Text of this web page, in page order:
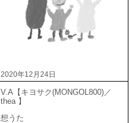
2020年12月24日
V.A【キヨサク(MONGOL800)／
thea 】
想うた